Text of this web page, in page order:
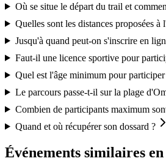
Où se situe le départ du trail et
Quelles sont les distances proposées
Jusqu'à quand peut-on s'inscrire en
Faut-il une licence sportive pour
Quel est l'âge minimum pour participer
Le parcours passe-t-il sur la plage
Combien de participants maximum
Quand et où récupérer son dossard ?
Événements similaires